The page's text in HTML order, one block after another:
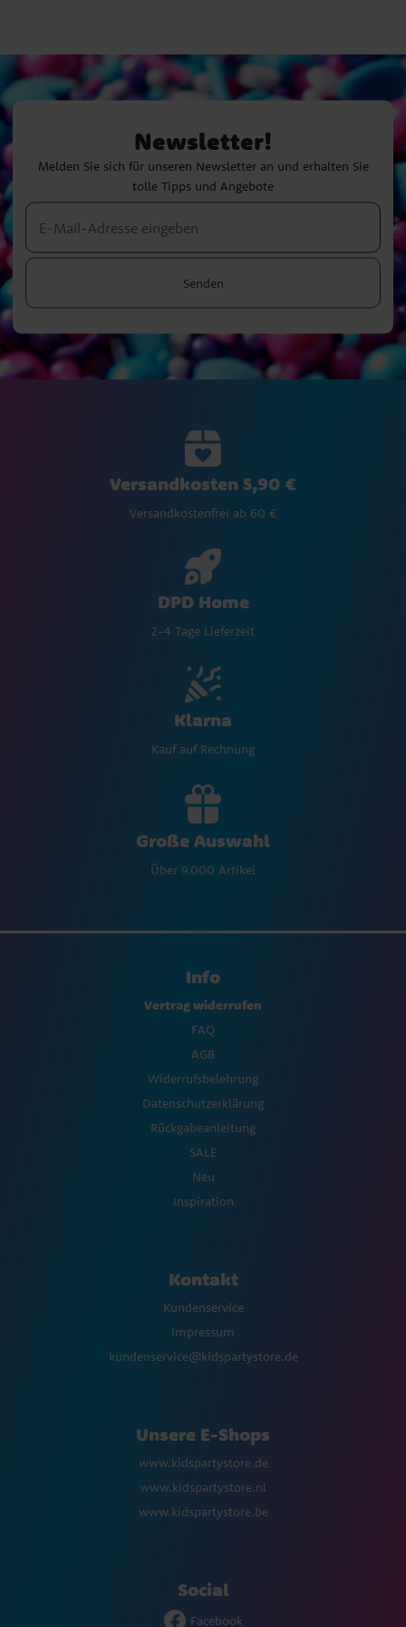
Newsletter!
Melden Sie sich für unseren Newsletter an und erhalten Sie
tolle Tipps und Angebote
Senden
Versandkosten 5,90 €
Versandkostenfrei ab 60 €
DPD Home
2-4 Tage Lieferzeit
Klarna
Kauf auf Rechnung
Große Auswahl
Über 9.000 Artikel
Info
Vertrag widerrufen
FAQ
AGB
Widerrufsbelehrung
Datenschutzerklärung
Rückgabeanleitung
SALE
Neu
Inspiration
Kontakt
Kundenservice
Impressum
kundenservice@kidspartystore.de
Unsere E-Shops
www.kidspartystore.de
www.kidspartystore.nl
www.kidspartystore.be
Social
Facebook